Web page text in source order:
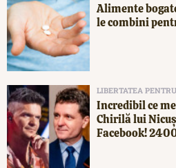
Alimente
le combini
LIBERTATEA
Incredibil ce
Chirilă lui
Facebook!